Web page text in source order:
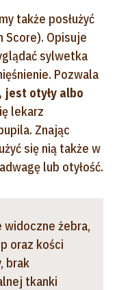
także posłużyć
Score). Opisuje
sylwetka
Pozwala
jest otyły albo
lekarz
Znając
się nią także w
lub otyłość.
widoczne żebra,
oraz kości
brak
tkanki